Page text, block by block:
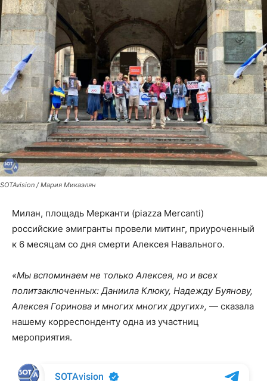
SOTAvision / Мария Микаэлян
Милан, площадь Мерканти (piazza Mercanti)
российские эмигранты провели митинг, приуроченный
к 6 месяцам со дня смерти Алексея Навального.
«Мы вспоминаем не только Алексея, но и всех
политзаключенных: Даниила Клюку, Надежду Буянову,
Алексея Горинова и многих многих других», — сказала
нашему корреспонденту одна из участниц
мероприятия.